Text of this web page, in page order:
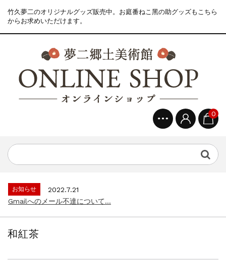
竹久夢二のオリジナルグッズ販売中。お庭番ねこ黑の助グッズもこちら
からお求めいただけます。
0
お知らせ
2022.7.21
Gmailへのメール不達について...
和紅茶